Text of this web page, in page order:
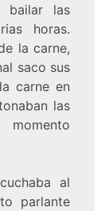
bailar las
horas.
la carne,
saco sus
carne en
las
al
parlante